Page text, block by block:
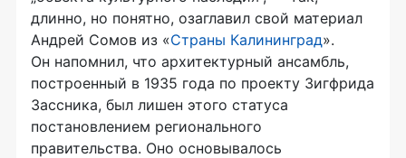
длинно, но понятно, озаглавил свой материал
Андрей Сомов из «Страны Калининград».
Он напомнил, что архитектурный ансамбль,
построенный в 1935 года по проекту Зигфрида
Зассника, был лишен этого статуса
постановлением регионального
правительства. Оно основывалось